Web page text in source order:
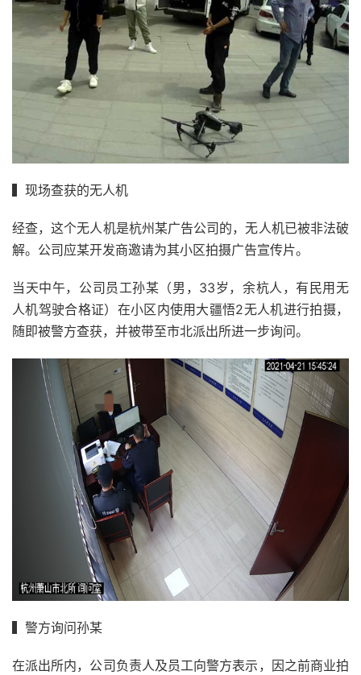
▍现场查获的无人机
经查，这个无人机是杭州某广告公司的，无人机已被非法破
解。公司应某开发商邀请为其小区拍摄广告宣传片。
当天中午，公司员工孙某（男，33岁，余杭人，有民用无
人机驾驶合格证）在小区内使用大疆悟2无人机进行拍摄，
随即被警方查获，并被带至市北派出所进一步询问。
▍警方询问孙某
在派出所内，公司负责人及员工向警方表示，因之前商业拍